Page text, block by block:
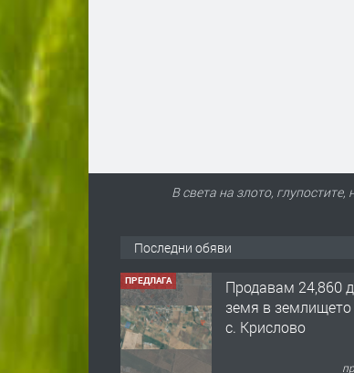
В света на злото,
Последни обяви
ПРЕДЛАГА
Продавам 24,860
земя в землището
с. Крислово